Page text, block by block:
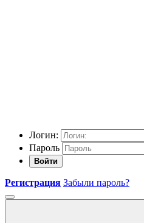
Логин:
Пароль
Войти
Регистрация Забыли пароль?